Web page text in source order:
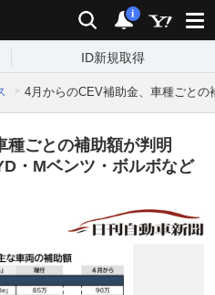
検索 通知
i
ID新規取得
4月からのCEV補助金、車種ごと
種ごとの補助額が判明
・Mベンツ・ボルボなど